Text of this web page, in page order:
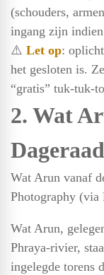
(schouders,
ingang zijn
⚠️ Let op:
het gesloten is.
“gratis” tuk-tuk-
2. Wat
Wat Arun vanaf
Photography (via
Wat Arun,
Phraya-rivier,
ingelegde torens